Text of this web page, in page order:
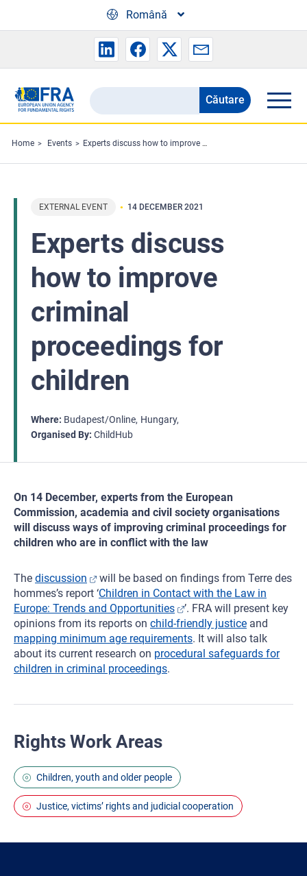
Română
Search
the
FRA
website
Căutare
Home Events Experts discuss how to improve criminal proceedings for children
EXTERNAL EVENT 14 DECEMBER 2021
Experts discuss
how to improve
criminal
proceedings for
children
Where Budapest/Online Hungary
Organised By ChildHub
On 14 December, experts from the European
Commission, academia and civil society organisations
will discuss ways of improving criminal proceedings for
children who are in conflict with the law
The discussion
will be based on findings from Terre des
hommes’s report ‘Children in Contact with the Law in
Europe: Trends and Opportunities
’. FRA will present key
opinions from its reports on child-friendly justice and
mapping minimum age requirements. It will also talk
about its current research on procedural safeguards for
children in criminal proceedings.
Rights Work Areas
Children, youth and older people
Justice, victims’ rights and judicial cooperation